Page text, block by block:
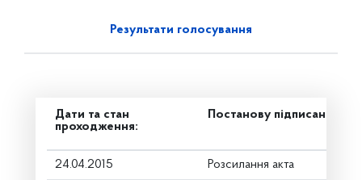
Результати голосування
Дати та стан
проходження:
Постанову підписано
24.04.2015 Розсилання акта